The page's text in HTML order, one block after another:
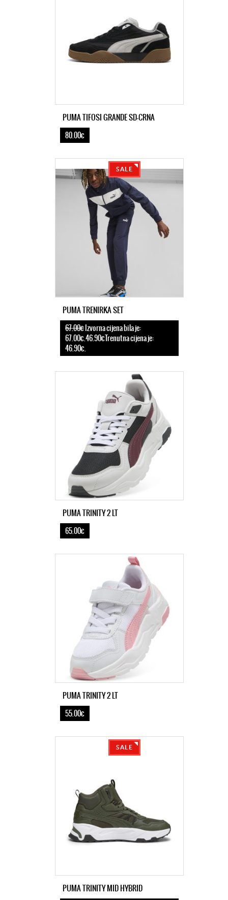
PUMA TIFOSI GRANDE SD-CRNA
80.00€
SALE
PUMA TRENIRKA SET
67.00€Izvorna cijena bila je:
67.00€.46.90€Trenutna cijena je:
46.90€.
PUMA TRINITY 2 LT
65.00€
PUMA TRINITY 2 LT
55.00€
SALE
PUMA TRINITY MID HYBRID